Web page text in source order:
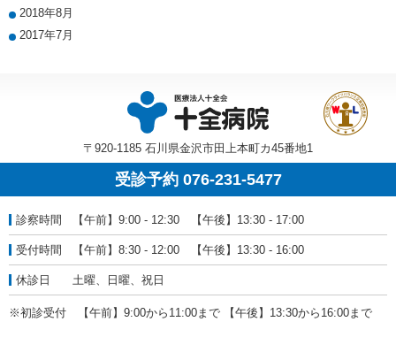
2018年8月
2017年7月
〒920-1185 石川県金沢市田上本町カ45番地1
受診予約 076-231-5477
診察時間 【午前】9:00 - 12:30 【午後】13:30 - 17:00
受付時間 【午前】8:30 - 12:00 【午後】13:30 - 16:00
休診日 土曜、日曜、祝日
※初診受付 【午前】9:00から11:00まで 【午後】13:30から16:00まで